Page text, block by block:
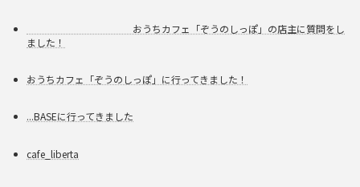
おうちカフェ「ぞうのしっぽ」の店主に質問をし
ました！
おうちカフェ「ぞうのしっぽ」に行ってきました！
...BASEに行ってきました
cafe_liberta